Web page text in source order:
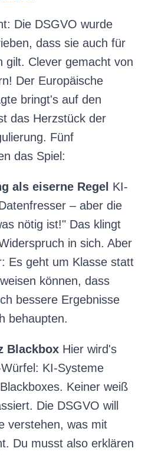
Die DSGVO wurde
dass sie auch für
gilt. Clever gemacht von
Der Europäische
bringt's auf den
das Herzstück der
Fünf
das Spiel:
als eiserne Regel KI-
– aber die
nötig ist!" Das klingt
in sich. Aber
Es geht um Klasse statt
können, dass
bessere Ergebnisse
behaupten.
Blackbox Hier wird's
KI-Systeme
Keiner weiß
Die DSGVO will
verstehen, was mit
Du musst also erklären